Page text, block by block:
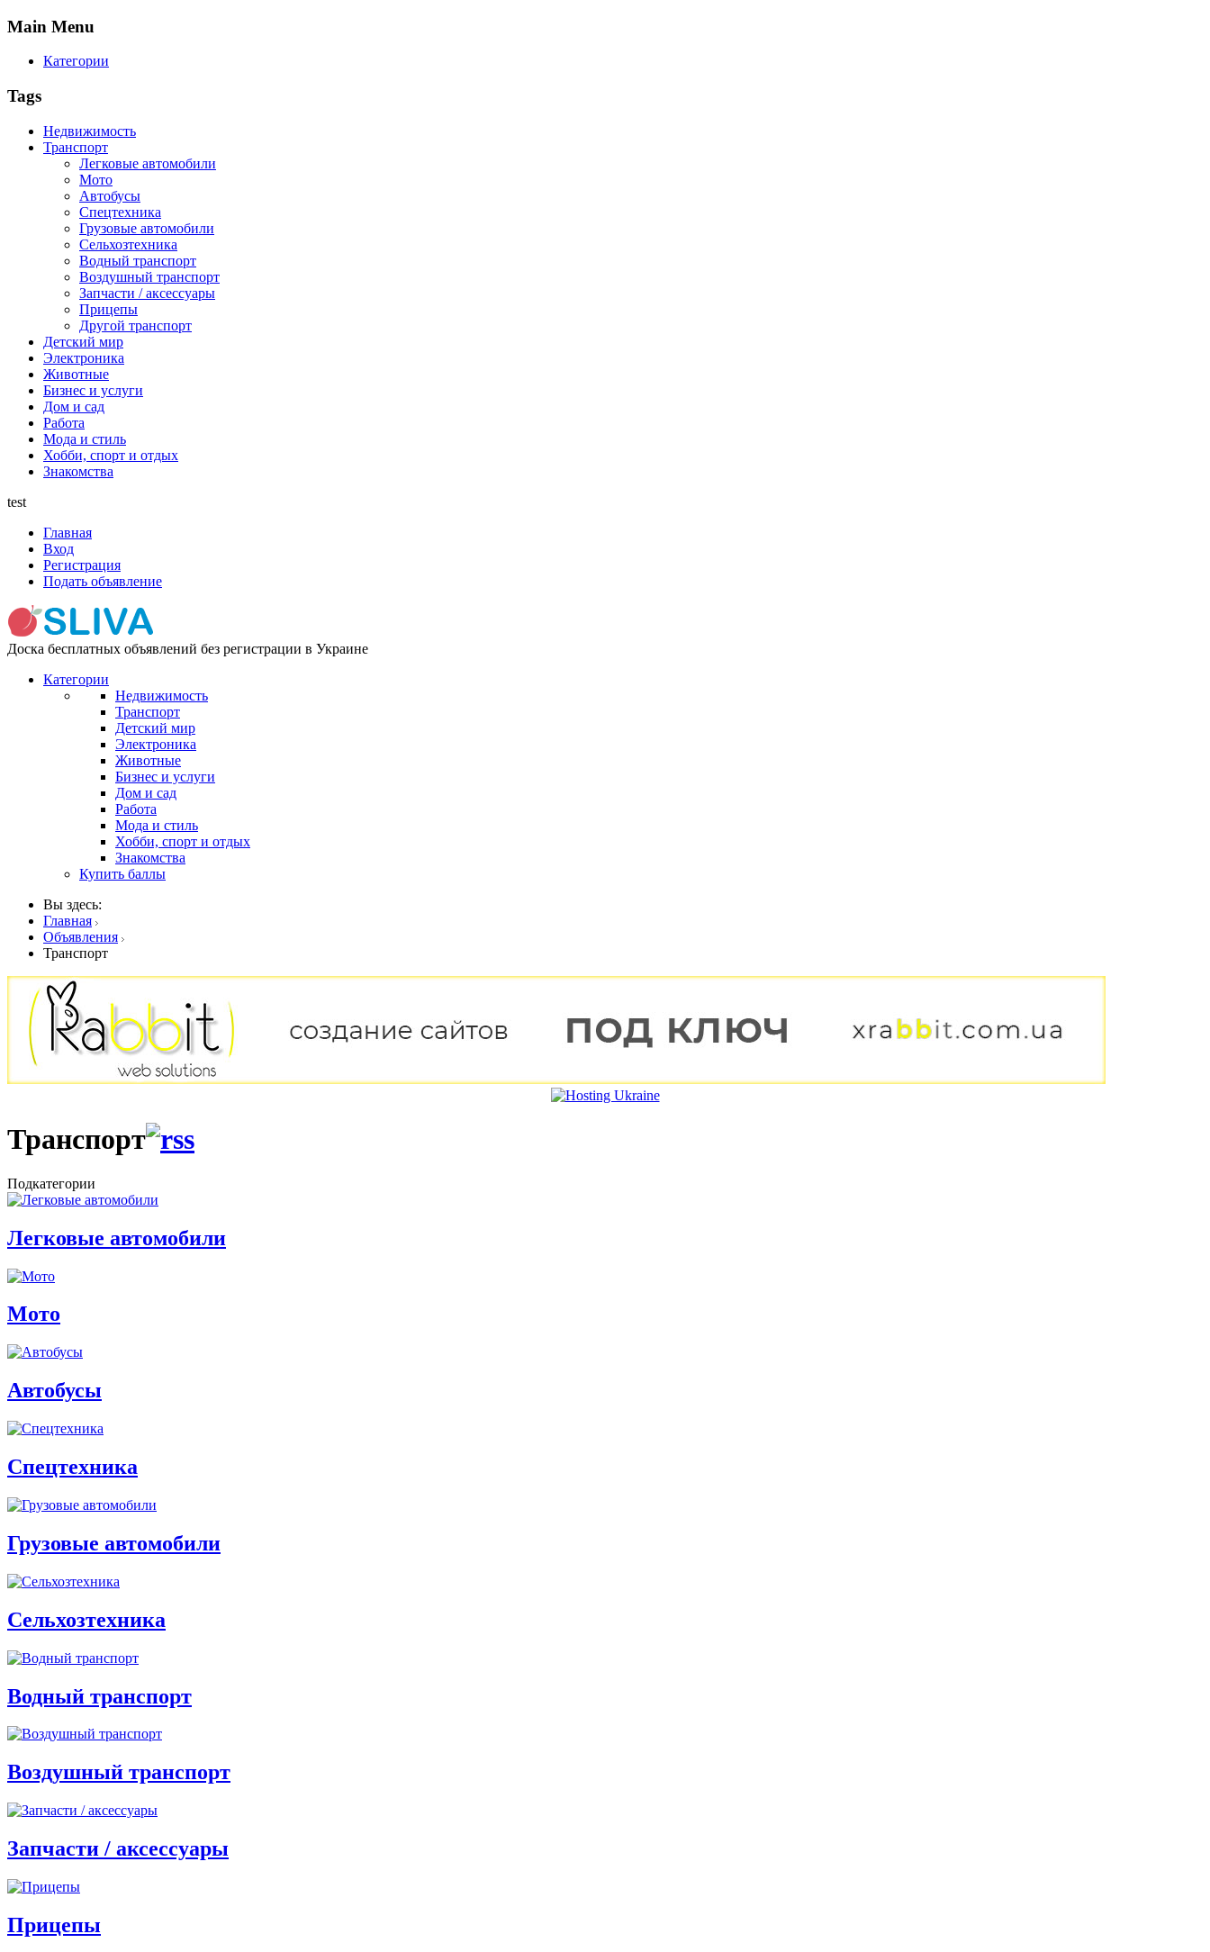
Main Menu
Категории
Tags
Недвижимость
Транспорт
Легковые автомобили
Мото
Автобусы
Спецтехника
Грузовые автомобили
Сельхозтехника
Водный транспорт
Воздушный транспорт
Запчасти / аксессуары
Прицепы
Другой транспорт
Детский мир
Электроника
Животные
Бизнес и услуги
Дом и сад
Работа
Мода и стиль
Хобби, спорт и отдых
Знакомства
test
Главная
Вход
Регистрация
Подать объявление
Доска бесплатных объявлений без регистрации в Украине
Категории
Недвижимость
Транспорт
Детский мир
Электроника
Животные
Бизнес и услуги
Дом и сад
Работа
Мода и стиль
Хобби, спорт и отдых
Знакомства
Купить баллы
Вы здесь:
Главная
Объявления
Транспорт
Транспорт
Подкатегории
Легковые автомобили
Мото
Автобусы
Спецтехника
Грузовые автомобили
Сельхозтехника
Водный транспорт
Воздушный транспорт
Запчасти / аксессуары
Прицепы